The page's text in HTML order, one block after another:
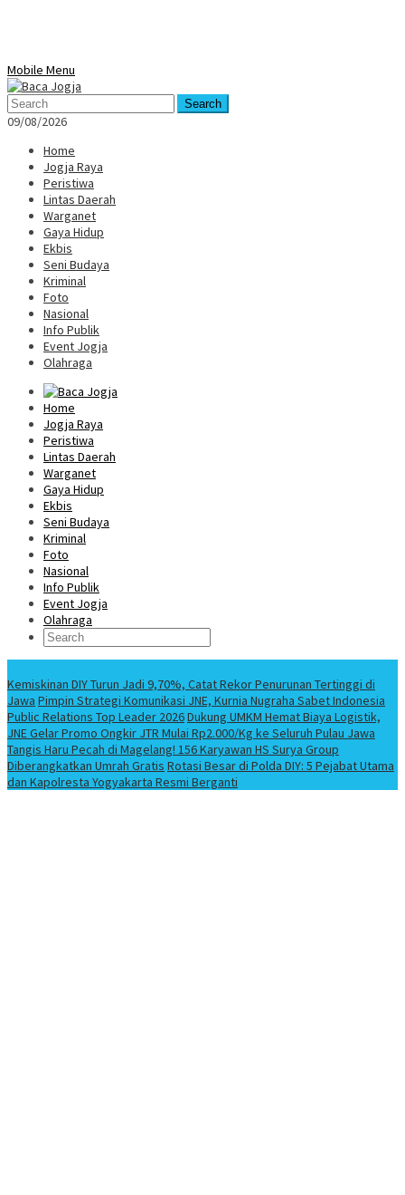
Mobile Menu
Search
09/08/2026
Home
Jogja Raya
Peristiwa
Lintas Daerah
Warganet
Gaya Hidup
Ekbis
Seni Budaya
Kriminal
Foto
Nasional
Info Publik
Event Jogja
Olahraga
Home
Jogja Raya
Peristiwa
Lintas Daerah
Warganet
Gaya Hidup
Ekbis
Seni Budaya
Kriminal
Foto
Nasional
Info Publik
Event Jogja
Olahraga
Kemiskinan DIY Turun Jadi 9,70%, Catat Rekor Penurunan Tertinggi di
Jawa Pimpin Strategi Komunikasi JNE, Kurnia Nugraha Sabet Indonesia
Public Relations Top Leader 2026Dukung UMKM Hemat Biaya Logistik,
JNE Gelar Promo Ongkir JTR Mulai Rp2.000/Kg ke Seluruh Pulau Jawa
Tangis Haru Pecah di Magelang! 156 Karyawan HS Surya Group
Diberangkatkan Umrah Gratis Rotasi Besar di Polda DIY: 5 Pejabat Utama
dan Kapolresta Yogyakarta Resmi Berganti